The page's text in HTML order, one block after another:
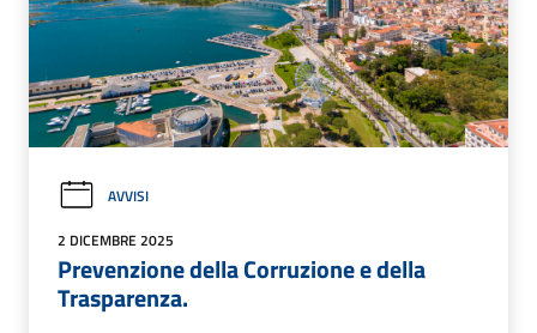
AVVISI
2 DICEMBRE 2025
Prevenzione della Corruzione e della
Trasparenza.